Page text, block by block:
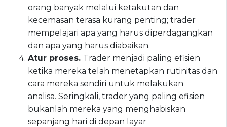
orang banyak melalui ketakutan dan
kecemasan terasa kurang penting; trader
mempelajari apa yang harus diperdagangkan
dan apa yang harus diabaikan.
Atur proses. Trader menjadi paling efisien
ketika mereka telah menetapkan rutinitas dan
cara mereka sendiri untuk melakukan
analisa. Seringkali, trader yang paling efisien
bukanlah mereka yang menghabiskan
sepanjang hari di depan layar